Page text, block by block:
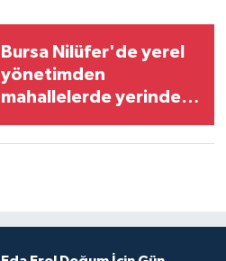
Bursa Nilüfer'de yerel
yönetimden
mahallelerde yerinde